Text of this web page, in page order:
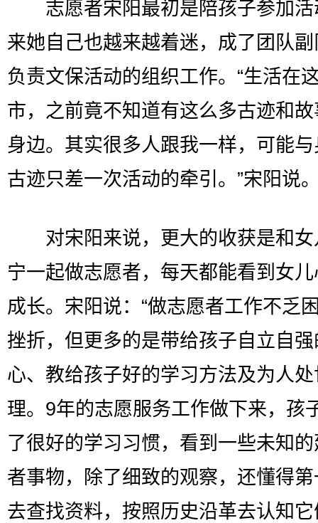
志愿者宋阳最初是陪孩子参加活
来她自己也越来越着迷，成了团队
负责文保活动的组织工作。“生活在
市，之前竟不知道有这么多古迹和
身边。其实很多人跟我一样，可能
古迹只差一次活动的牵引。”宋阳说
对宋阳来说，更大的收获是和女
宁一起做志愿者，每天都能看到女
成长。宋阳说：“做志愿者工作不乏
挫折，但更多的是带给孩子自立自
心、教给孩子好的学习方法及为人
理。9年的志愿服务工作做下来，孩
了很好的学习习惯，看到一些未知
者事物，除了细致的观察，还懂得
去查找资料，按照历史沿革去认知